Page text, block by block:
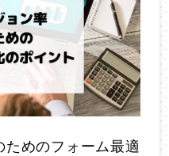
めのフォーム最適